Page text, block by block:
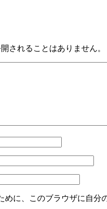
されることはありません。
めに、このブラウザに自分